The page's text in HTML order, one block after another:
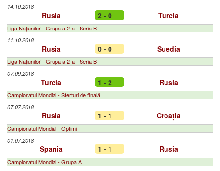
14.10.2018
Rusia 2 - 0 Turcia
Liga Naţiunilor - Grupa a 2-a - Seria B
11.10.2018
Rusia 0 - 0 Suedia
Liga Naţiunilor - Grupa a 2-a - Seria B
07.09.2018
Turcia 1 - 2 Rusia
Campionatul Mondial - Sferturi de finală
07.07.2018
Rusia 1 - 1 Croația
Campionatul Mondial - Optimi
01.07.2018
Spania 1 - 1 Rusia
Campionatul Mondial - Grupa A